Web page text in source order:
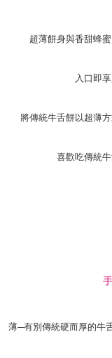
超薄餅身與香甜蜂
入口即
將傳統牛舌餅以超薄
喜歡吃傳統
薄─有別傳統硬而厚的牛